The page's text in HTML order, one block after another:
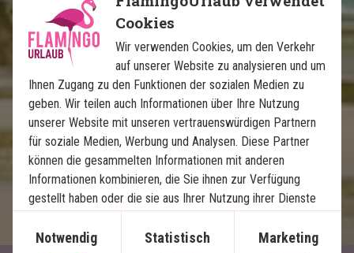
Tempel, Reis - Terrassen und Lavastrände
Inselatmosphäre, paradiesische Strände und
Schnorcheln
Viele Erlebnisse inklusive
Im Preis inklusive
14 Tage
Preis pr.
Person ab 1.650 € Mehr lesen
Cookies
Wir verwenden Cookies, um den Verkehr
auf unserer Website zu analysieren und um
Ihnen Zugang zu den Funktionen der sozialen Medien zu
geben. Wir teilen auch Informationen über Ihre Nutzung
unserer Website mit unseren vertrauenswürdigen Partnern
für soziale Medien, Werbung und Analysen. Diese Partner
können die gesammelten Informationen mit anderen
Informationen kombinieren, die Sie ihnen zur Verfügung
gestellt haben oder die sie aus Ihrer Nutzung ihrer Dienste
Notwendig Statistisch Marketing